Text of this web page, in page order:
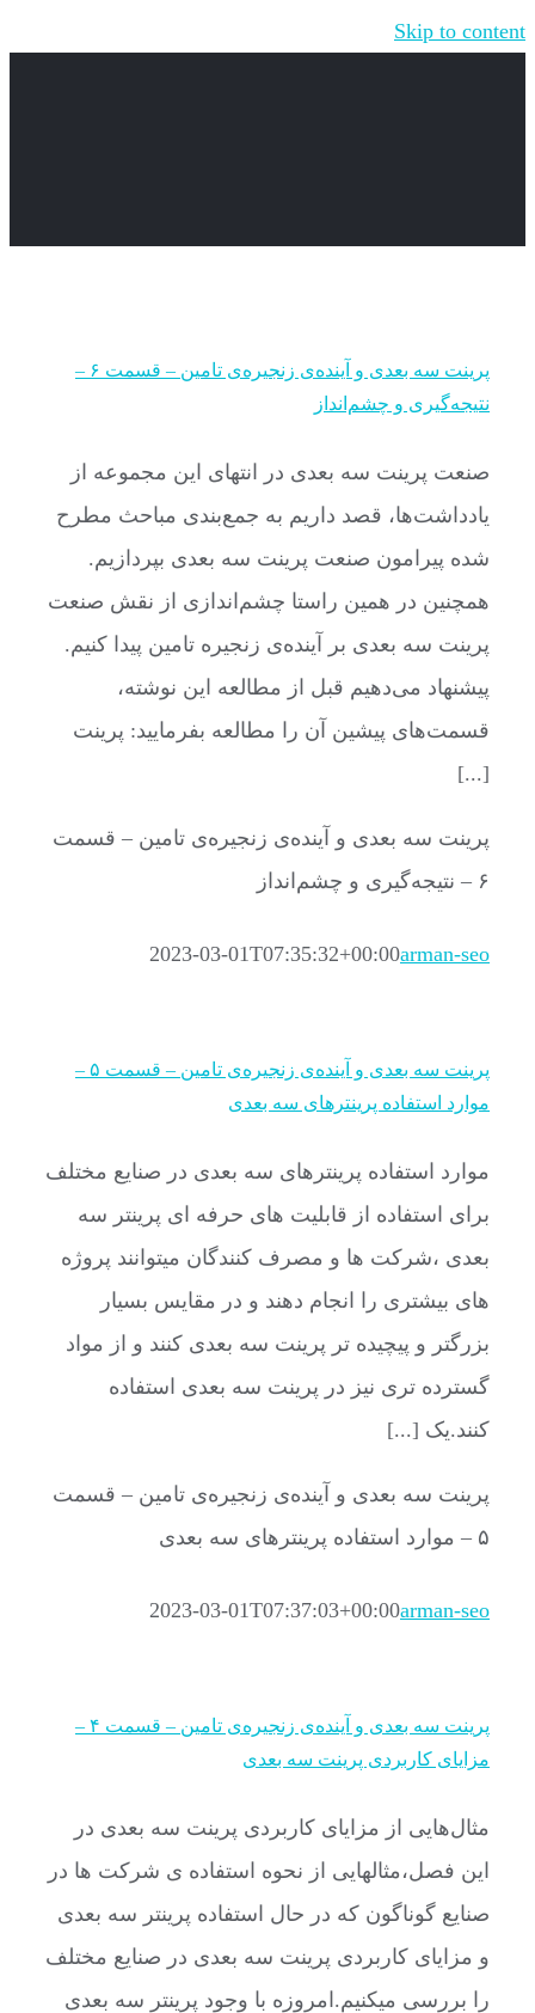
Skip to content
پرینت سه بعدی و آینده‌ی زنجیره‌ی تامین – قسمت ۶ –
نتیجه‌گیری و چشم‌انداز
صنعت پرینت سه بعدی در انتهای این مجموعه از
یادداشت‌ها، قصد داریم به جمع‌بندی مباحث مطرح
شده پیرامون صنعت پرینت سه بعدی بپردازیم.
همچنین در همین راستا چشم‌اندازی از نقش صنعت
پرینت سه بعدی بر آینده‌ی زنجیره تامین پیدا کنیم.
پیشنهاد می‌دهیم قبل از مطالعه این نوشته،
قسمت‌های پیشین آن را مطالعه بفرمایید: پرینت
[...]
پرینت سه بعدی و آینده‌ی زنجیره‌ی تامین – قسمت
۶ – نتیجه‌گیری و چشم‌انداز
arman-seo
2023-03-01T07:35:32+00:00
پرینت سه بعدی و آینده‌ی زنجیره‌ی تامین – قسمت ۵ –
موارد استفاده پرینترهای سه بعدی
موارد استفاده پرینترهای سه بعدی در صنایع مختلف
برای استفاده از قابلیت های حرفه ای پرینتر سه
بعدی ،شرکت ها و مصرف کنندگان میتوانند پروژه
های بیشتری را انجام دهند و در مقایس بسیار
بزرگتر و پیچیده تر پرینت سه بعدی کنند و از مواد
گسترده تری نیز در پرینت سه بعدی استفاده
کنند.یک [...]
پرینت سه بعدی و آینده‌ی زنجیره‌ی تامین – قسمت
۵ – موارد استفاده پرینترهای سه بعدی
arman-seo
2023-03-01T07:37:03+00:00
پرینت سه بعدی و آینده‌ی زنجیره‌ی تامین – قسمت ۴ –
مزایای کاربردی پرینت سه بعدی
مثال‌هایی از مزایای کاربردی پرینت سه بعدی در
این فصل،مثالهایی از نحوه استفاده ی شرکت ها در
صنایع گوناگون که در حال استفاده پرینتر سه بعدی
و مزایای کاربردی پرینت سه بعدی در صنایع مختلف
را بررسی میکنیم.امروزه با وجود پرینتر سه بعدی